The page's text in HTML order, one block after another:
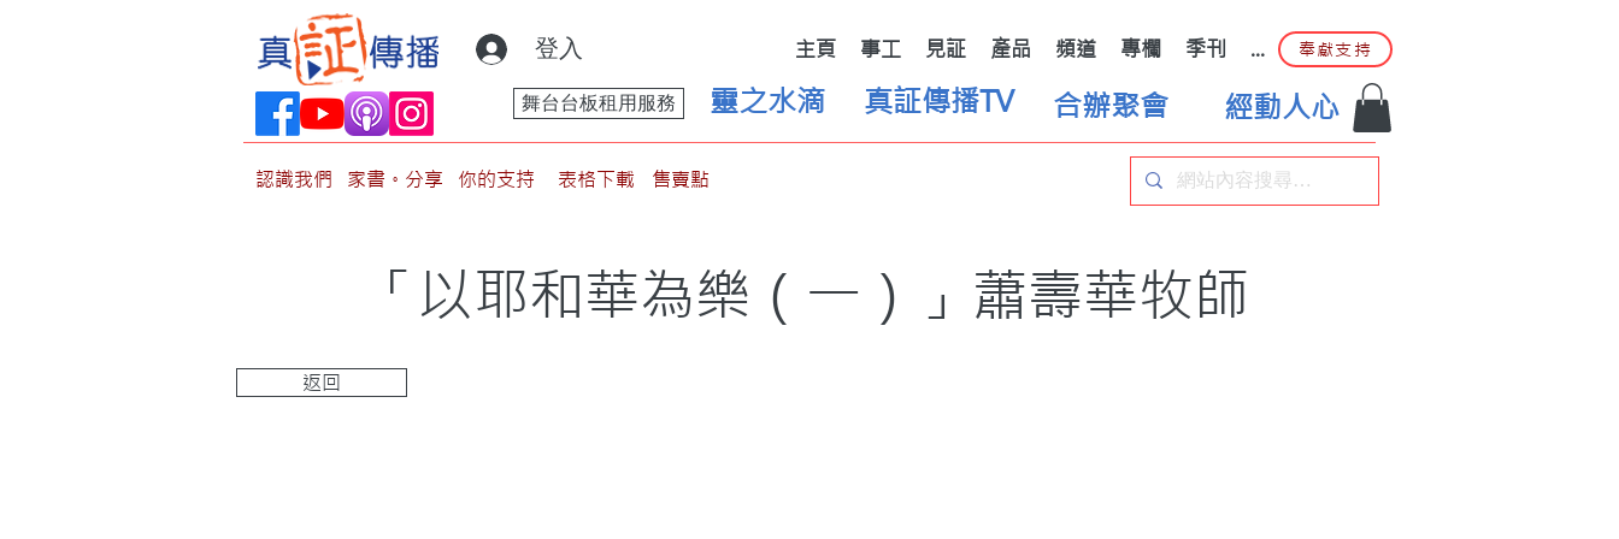
登入 主頁 事工 見証 產品 頻道 專欄 季刊 ... 奉獻支持
靈之水滴
舞台台板租用服務 真証傳播TV 合辦聚會 經動人心
認識我們 家書。分享 你的支持 表格下載 售賣點
「以耶和華為樂（一）」蕭壽華牧師
返回